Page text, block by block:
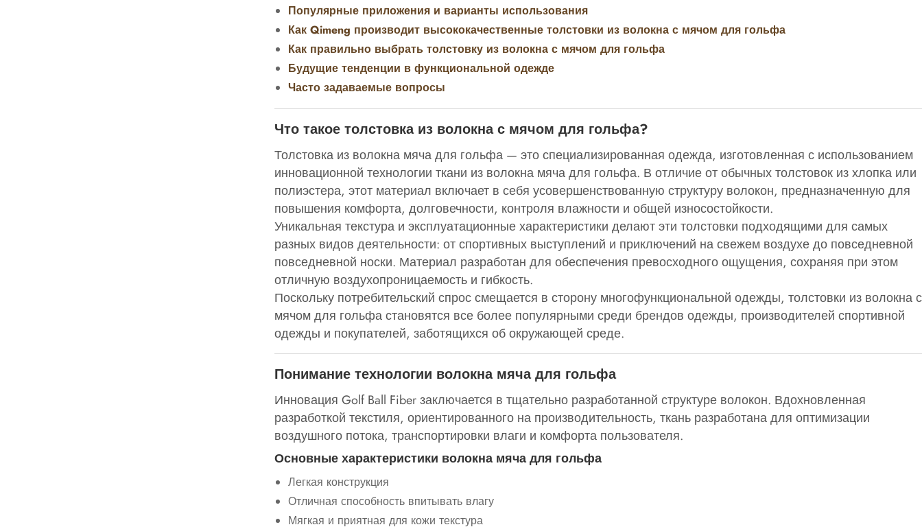
Популярные приложения и варианты использования
Как Qimeng производит высококачественные толстовки из волокна с мячом для гольфа
Как правильно выбрать толстовку из волокна с мячом для гольфа
Будущие тенденции в функциональной одежде
Часто задаваемые вопросы
Что такое толстовка из волокна с мячом для гольфа?
Толстовка из волокна мяча для гольфа — это специализированная одежда, изготовленная с использованием
инновационной технологии ткани из волокна мяча для гольфа. В отличие от обычных толстовок из хлопка или
полиэстера, этот материал включает в себя усовершенствованную структуру волокон, предназначенную для
повышения комфорта, долговечности, контроля влажности и общей износостойкости.
Уникальная текстура и эксплуатационные характеристики делают эти толстовки подходящими для самых
разных видов деятельности: от спортивных выступлений и приключений на свежем воздухе до повседневной
повседневной носки. Материал разработан для обеспечения превосходного ощущения, сохраняя при этом
отличную воздухопроницаемость и гибкость.
Поскольку потребительский спрос смещается в сторону многофункциональной одежды, толстовки из волокна с
мячом для гольфа становятся все более популярными среди брендов одежды, производителей спортивной
одежды и покупателей, заботящихся об окружающей среде.
Понимание технологии волокна мяча для гольфа
Инновация Golf Ball Fiber заключается в тщательно разработанной структуре волокон. Вдохновленная
разработкой текстиля, ориентированного на производительность, ткань разработана для оптимизации
воздушного потока, транспортировки влаги и комфорта пользователя.
Основные характеристики волокна мяча для гольфа
Легкая конструкция
Отличная способность впитывать влагу
Мягкая и приятная для кожи текстура